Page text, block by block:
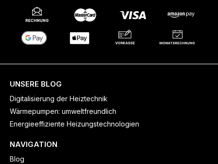
UNSERE BLOG
Digitalisierung der Heiztechnik
Wärmepumpen: umweltfreundlich
Energieeffiziente Heizungstechnologien
NAVIGATION
Blog